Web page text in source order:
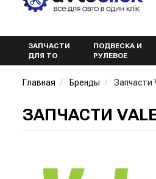
ЗАПЧАСТИ
ДЛЯ ТО
ПОДВЕСКА И
РУЛЕВОЕ
Главная Бренды Запчасти
ЗАПЧАСТИ